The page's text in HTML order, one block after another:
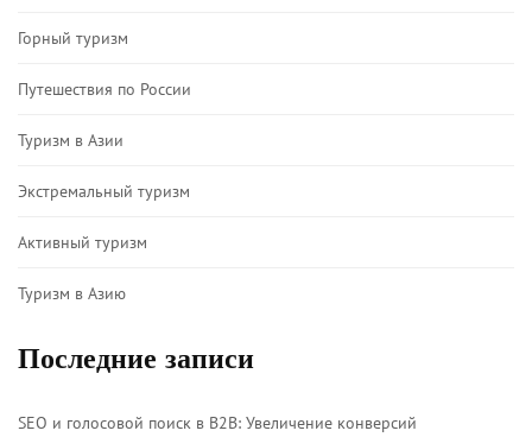
Горный туризм
Путешествия по России
Туризм в Азии
Экстремальный туризм
Активный туризм
Туризм в Азию
Последние записи
SEO и голосовой поиск в B2B: Увеличение конверсий